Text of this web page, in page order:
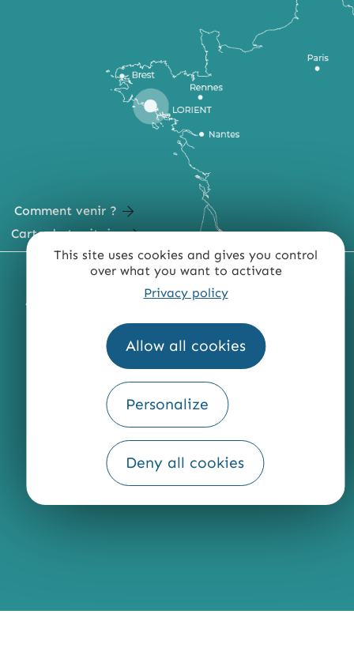
This site uses cookies and gives you control
over what you want to activate
Privacy policy
Allow all cookies
Personalize
Deny all cookies
Comment venir ?
Carte du territoire
MENTIONS LÉGALES PLAN DU SITE
ACCESSIBILITÉ : NON CONFORME
QUI SOMMES-NOUS ?